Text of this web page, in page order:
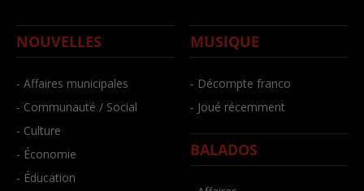
NOUVELLES
- Affaires municipales
- Communauté / Social
- Culture
- Économie
- Éducation
MUSIQUE
- Décompte franco
- Joué récemment
BALADOS